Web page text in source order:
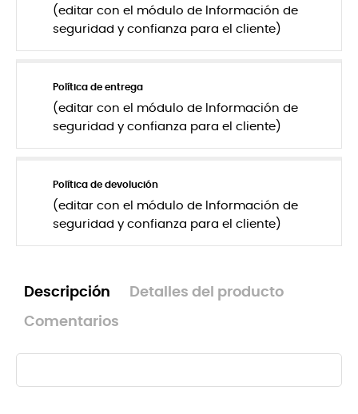
(editar con el módulo de Información de
seguridad y confianza para el cliente)
Política de entrega
(editar con el módulo de Información de
seguridad y confianza para el cliente)
Política de devolución
(editar con el módulo de Información de
seguridad y confianza para el cliente)
Descripción Detalles del producto
Comentarios